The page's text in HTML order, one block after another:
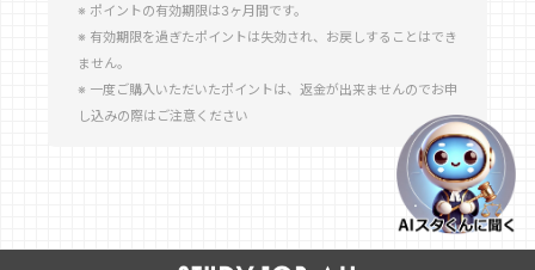
ポイントの有効期限は3ヶ月間です。
有効期限を過ぎたポイントは失効され、お戻しすることはでき
ません。
一度ご購入いただいたポイントは、返金が出来ませんのでお申
し込みの際はご注意ください